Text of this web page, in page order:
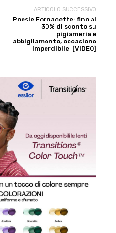
ARTICOLO SUCCESSIVO
Poesie Fornacette: fino al
30% di sconto su
pigiameria e
abbigliamento, occasione
imperdibile! [VIDEO]